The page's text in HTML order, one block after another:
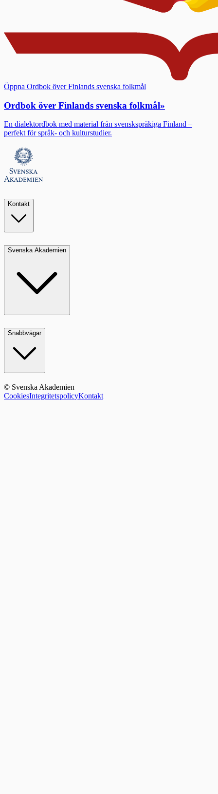
Öppna Ordbok över Finlands svenska folkmål
Ordbok över Finlands svenska folkmål»
En dialektordbok med material från svenskspråkiga Finland –
perfekt för språk- och kulturstudier.
Kontakt
Svenska Akademien
Snabbvägar
© Svenska Akademien
CookiesIntegritetspolicyKontakt